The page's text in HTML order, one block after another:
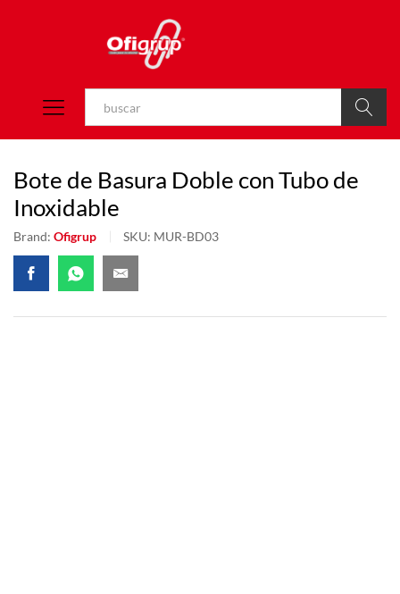
Buscar
Bote de Basura Doble con Tubo de
Inoxidable
Brand: Ofigrup SKU: MUR-BD03